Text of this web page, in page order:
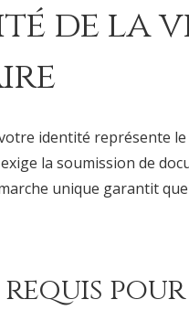
de
identité représente
la soumission de
unique garantit
requis